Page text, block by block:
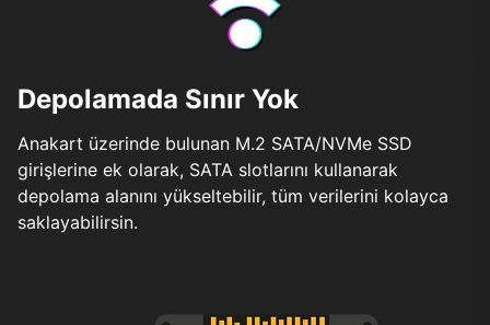
Depolamada Sınır Yok
Anakart üzerinde bulunan M.2 SATA/NVMe SSD
girişlerine ek olarak, SATA slotlarını kullanarak
depolama alanını yükseltebilir, tüm verilerini kolayca
saklayabilirsin.